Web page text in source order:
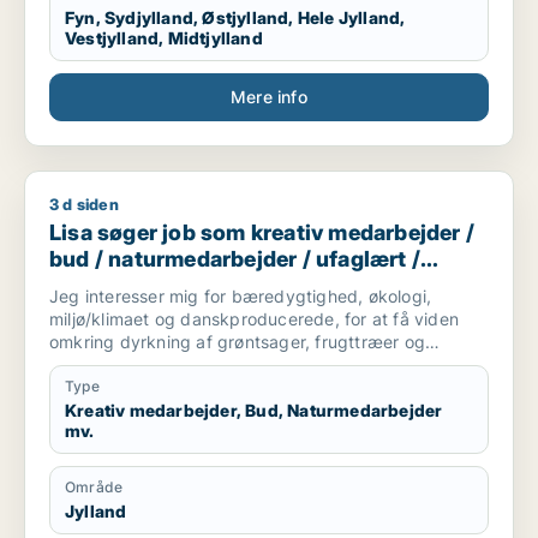
Fyn, Sydjylland, Østjylland, Hele Jylland,
Vestjylland, Midtjylland
Mere info
Lisa søger job som kreativ medarbejder / bud /
3 d siden
Lisa søger job som kreativ medarbejder /
bud / naturmedarbejder / ufaglært /
gartner
Jeg interesser mig for bæredygtighed, økologi,
miljø/klimaet og danskproducerede, for at få viden
omkring dyrkning af grøntsager, frugttræer og
frilandsgartneri og parat til at flytte for en mulig
praktikplads.
Jeg er mødestabil, pligtopfyldende, fleksibel og
hjælpsom. Jeg er ikke bange for at give en hånd
ekstra.
Type
Kreativ medarbejder, Bud, Naturmedarbejder
mv.
Område
Jylland